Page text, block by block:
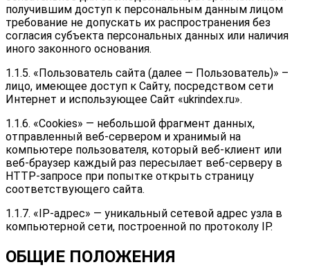
получившим доступ к персональным данным лицом
требование не допускать их распространения без
согласия субъекта персональных данных или наличия
иного законного основания.
1.1.5. «Пользователь сайта (далее — Пользователь)» –
лицо, имеющее доступ к Сайту, посредством сети
Интернет и использующее Сайт «ukrindex.ru».
1.1.6. «Cookies» — небольшой фрагмент данных,
отправленный веб-сервером и хранимый на
компьютере пользователя, который веб-клиент или
веб-браузер каждый раз пересылает веб-серверу в
HTTP-запросе при попытке открыть страницу
соответствующего сайта.
1.1.7. «IP-адрес» — уникальный сетевой адрес узла в
компьютерной сети, построенной по протоколу IP.
ОБЩИЕ ПОЛОЖЕНИЯ